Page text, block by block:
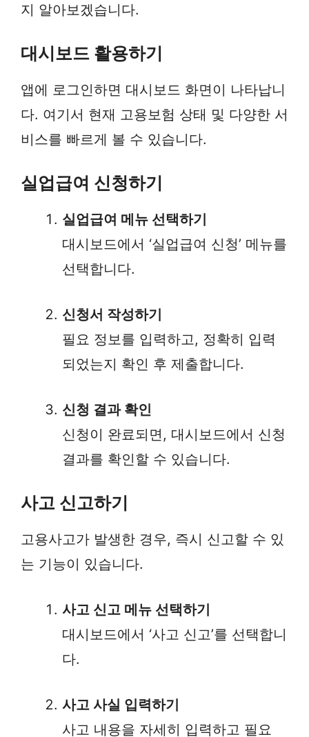
지 알아보겠습니다.
대시보드 활용하기
앱에 로그인하면 대시보드 화면이 나타납니
다. 여기서 현재 고용보험 상태 및 다양한 서
비스를 빠르게 볼 수 있습니다.
실업급여 신청하기
실업급여 메뉴 선택하기
대시보드에서 ‘실업급여 신청’ 메뉴를
선택합니다.
신청서 작성하기
필요 정보를 입력하고, 정확히 입력
되었는지 확인 후 제출합니다.
신청 결과 확인
신청이 완료되면, 대시보드에서 신청
결과를 확인할 수 있습니다.
사고 신고하기
고용사고가 발생한 경우, 즉시 신고할 수 있
는 기능이 있습니다.
사고 신고 메뉴 선택하기
대시보드에서 ‘사고 신고’를 선택합니
다.
사고 사실 입력하기
사고 내용을 자세히 입력하고 필요